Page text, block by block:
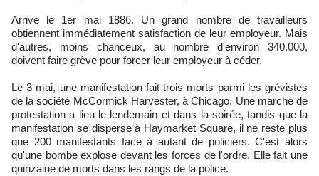
Arrive le 1er mai 1886. Un grand nombre de travailleurs
obtiennent immédiatement satisfaction de leur employeur. Mais
d'autres, moins chanceux, au nombre d'environ 340.000,
doivent faire grève pour forcer leur employeur à céder.
Le 3 mai, une manifestation fait trois morts parmi les grévistes
de la société McCormick Harvester, à Chicago. Une marche de
protestation a lieu le lendemain et dans la soirée, tandis que la
manifestation se disperse à Haymarket Square, il ne reste plus
que 200 manifestants face à autant de policiers. C'est alors
qu'une bombe explose devant les forces de l'ordre. Elle fait une
quinzaine de morts dans les rangs de la police.